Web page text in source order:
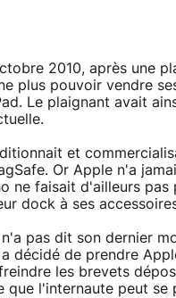
2010, après une
plus pouvoir vendre
Le plaignant avait
et
Or Apple n'a
ne faisait d'ailleurs
dock à ses
pas dit son dernier
décidé de prendre
les brevets
que l'internaute peut se